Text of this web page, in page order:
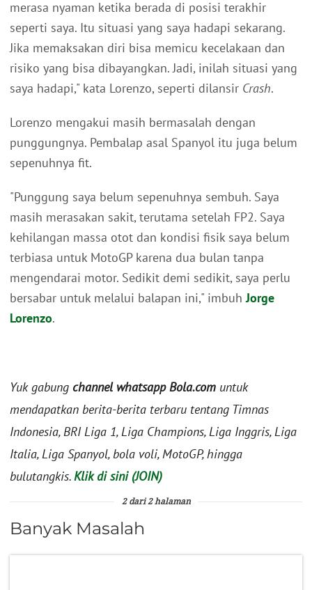
merasa nyaman ketika berada di posisi terakhir
seperti saya. Itu situasi yang saya hadapi sekarang.
Jika memaksakan diri bisa memicu kecelakaan dan
risiko yang bisa dibayangkan. Jadi, inilah situasi yang
saya hadapi," kata Lorenzo, seperti dilansir Crash.
Lorenzo mengakui masih bermasalah dengan
punggungnya. Pembalap asal Spanyol itu juga belum
sepenuhnya fit.
"Punggung saya belum sepenuhnya sembuh. Saya
masih merasakan sakit, terutama setelah FP2. Saya
kehilangan massa otot dan kondisi fisik saya belum
terbiasa untuk MotoGP karena dua bulan tanpa
mengendarai motor. Sedikit demi sedikit, saya perlu
bersabar untuk melalui balapan ini," imbuhJorge
Lorenzo.
Yuk gabung channel whatsapp Bola.com untuk
mendapatkan berita-berita terbaru tentang Timnas
Indonesia, BRI Liga 1, Liga Champions, Liga Inggris, Liga
Italia, Liga Spanyol, bola voli, MotoGP, hingga
bulutangkis.Klik di sini (JOIN)
2 dari 2 halaman
Banyak Masalah